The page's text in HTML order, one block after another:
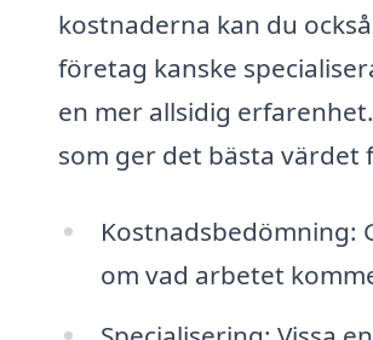
kostnaderna kan du
företag kanske
en mer allsidig
som ger det bästa värdet
Kostnadsbedömning:
om vad arbetet